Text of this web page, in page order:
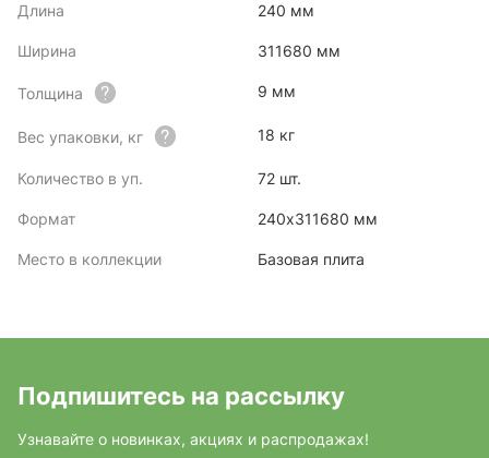
Длина 240 мм
Ширина 311680 мм
Толщина 9 мм
Вес упаковки, кг 18 кг
Количество в уп. 72 шт.
Формат 240х311680 мм
Место в коллекции Базовая плита
Подпишитесь на рассылку
Узнавайте о новинках, акциях и распродажах!